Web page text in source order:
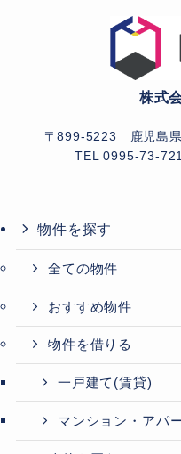
株式
〒899-5223 鹿児島県
TEL 0995-73-
物件を探す
全ての物件
おすすめ物件
物件を借りる
一戸建て(賃貸)
マンション・アパ